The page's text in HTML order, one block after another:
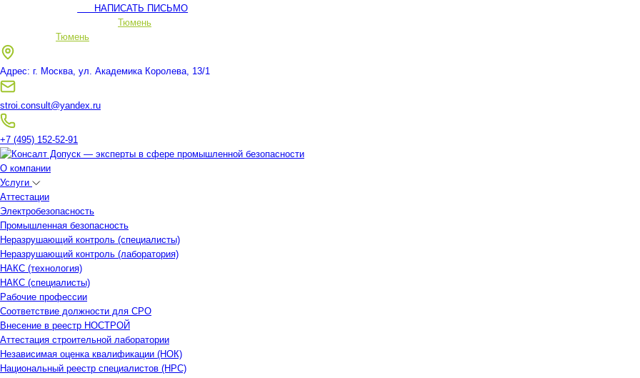
НАПИСАТЬ ПИСЬМО
Тюмень
Тюмень
Адрес: г. Москва, ул. Академика Королева, 13/1
stroi.consult@yandex.ru
+7 (495) 152-52-91
О компании
Услуги
Аттестации
Электробезопасность
Промышленная безопасность
Неразрушающий контроль (специалисты)
Неразрушающий контроль (лаборатория)
НАКС (технология)
НАКС (специалисты)
Рабочие профессии
Соответствие должности для СРО
Внесение в реестр НОСТРОЙ
Аттестация строительной лаборатории
Независимая оценка квалификации (НОК)
Национальный реестр специалистов (НРС)